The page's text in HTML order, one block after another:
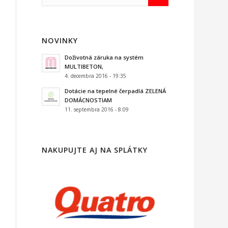
NOVINKY
Doživotná záruka na systém
MULTIBETON,
4. decembra 2016 - 19:35
Dotácie na tepelné čerpadlá ZELENÁ
DOMÁCNOSTIAM
11. septembra 2016 - 8:09
NAKUPUJTE AJ NA SPLÁTKY